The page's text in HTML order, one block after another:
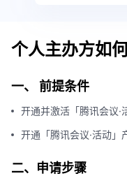
个人主办方如
一、 前提条件
开通并激活「腾讯会议·
开通「腾讯会议·活动」
二、申请步骤